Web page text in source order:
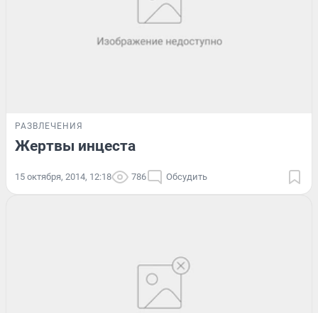
РАЗВЛЕЧЕНИЯ
Жертвы инцеста
15 октября, 2014, 12:18 786 Обсудить